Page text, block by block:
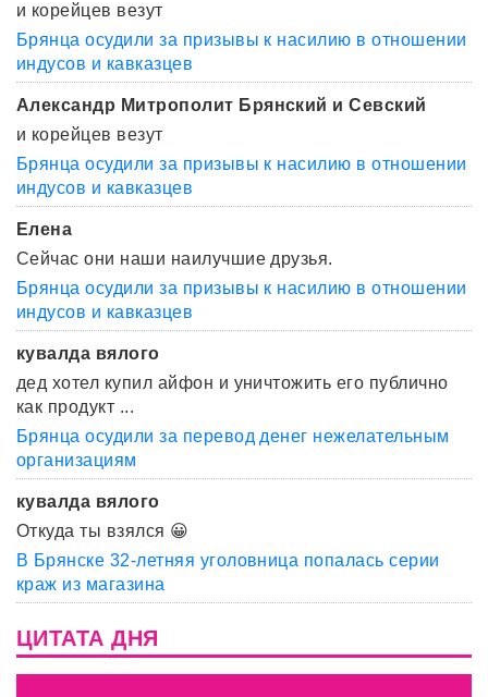
и корейцев везут
Брянца осудили за призывы к насилию в отношении
индусов и кавказцев
Александр Митрополит Брянский и Севский
и корейцев везут
Брянца осудили за призывы к насилию в отношении
индусов и кавказцев
Елена
Сейчас они наши наилучшие друзья.
Брянца осудили за призывы к насилию в отношении
индусов и кавказцев
кувалда вялого
дед хотел купил айфон и уничтожить его публично
как продукт ...
Брянца осудили за перевод денег нежелательным
организациям
кувалда вялого
Откуда ты взялся 😀
В Брянске 32-летняя уголовница попалась серии
краж из магазина
ЦИТАТА ДНЯ